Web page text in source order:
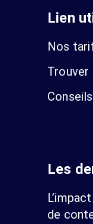
Lien
Nos
Trouver
Les
de